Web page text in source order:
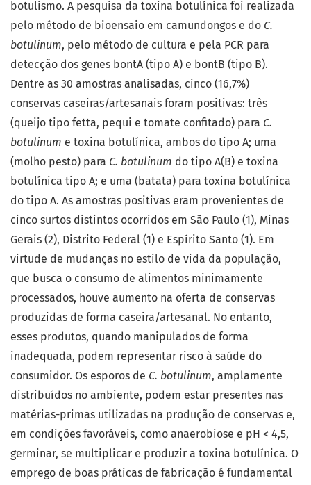
botulismo. A pesquisa da toxina botulínica foi realizada
pelo método de bioensaio em camundongos e do C.
botulinum, pelo método de cultura e pela PCR para
detecção dos genes bontA (tipo A) e bontB (tipo B).
Dentre as 30 amostras analisadas, cinco (16,7%)
conservas caseiras/artesanais foram positivas: três
(queijo tipo fetta, pequi e tomate confitado) para C.
botulinum e toxina botulínica, ambos do tipo A; uma
(molho pesto) para C. botulinum do tipo A(B) e toxina
botulínica tipo A; e uma (batata) para toxina botulínica
do tipo A. As amostras positivas eram provenientes de
cinco surtos distintos ocorridos em São Paulo (1), Minas
Gerais (2), Distrito Federal (1) e Espírito Santo (1). Em
virtude de mudanças no estilo de vida da população,
que busca o consumo de alimentos minimamente
processados, houve aumento na oferta de conservas
produzidas de forma caseira/artesanal. No entanto,
esses produtos, quando manipulados de forma
inadequada, podem representar risco à saúde do
consumidor. Os esporos de C. botulinum, amplamente
distribuídos no ambiente, podem estar presentes nas
matérias-primas utilizadas na produção de conservas e,
em condições favoráveis, como anaerobiose e pH < 4,5,
germinar, se multiplicar e produzir a toxina botulínica. O
emprego de boas práticas de fabricação é fundamental